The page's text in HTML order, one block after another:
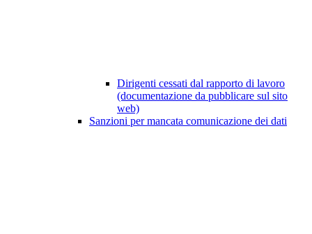
Dirigenti cessati dal rapporto di lavoro
(documentazione da pubblicare sul sito
web)
Sanzioni per mancata comunicazione dei dati